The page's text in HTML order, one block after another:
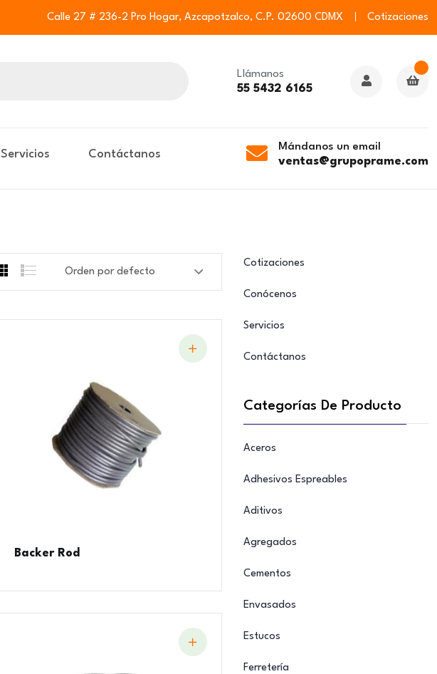
Calle 27 # 236-2 Pro Hogar, Azcapotzalco, C.P. 02600 CDMX Cotizaciones
Llámanos
55 5432 6165
Servicios Contáctanos
Mándanos un email
ventas@grupoprame.com
Backer Rod
Cotizaciones
Conócenos
Servicios
Contáctanos
Categorías De Producto
Aceros
Adhesivos Espreables
Aditivos
Agregados
Cementos
Envasados
Estucos
Ferretería